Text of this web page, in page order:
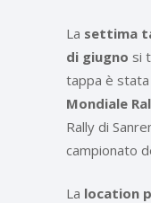
La settima
di giugno si
tappa è
Mondiale
Rally di
campionato
La location